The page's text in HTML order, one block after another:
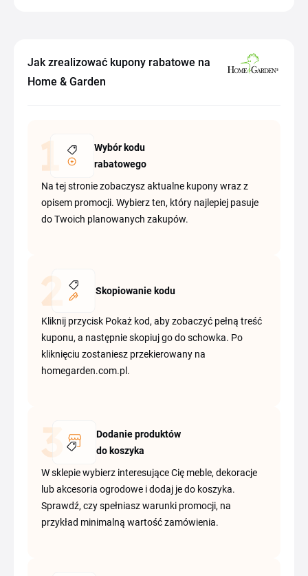
Jak zrealizować kupony rabatowe na
Home & Garden
Wybór kodu
rabatowego
Na tej stronie zobaczysz aktualne kupony wraz z
opisem promocji. Wybierz ten, który najlepiej pasuje
do Twoich planowanych zakupów.
Skopiowanie kodu
Kliknij przycisk Pokaż kod, aby zobaczyć pełną treść
kuponu, a następnie skopiuj go do schowka. Po
kliknięciu zostaniesz przekierowany na
homegarden.com.pl.
Dodanie produktów
do koszyka
W sklepie wybierz interesujące Cię meble, dekoracje
lub akcesoria ogrodowe i dodaj je do koszyka.
Sprawdź, czy spełniasz warunki promocji, na
przykład minimalną wartość zamówienia.